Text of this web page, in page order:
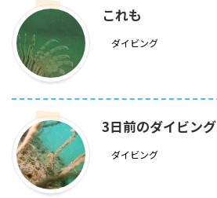
これも
ダイビング
3日前のダイビング
ダイビング